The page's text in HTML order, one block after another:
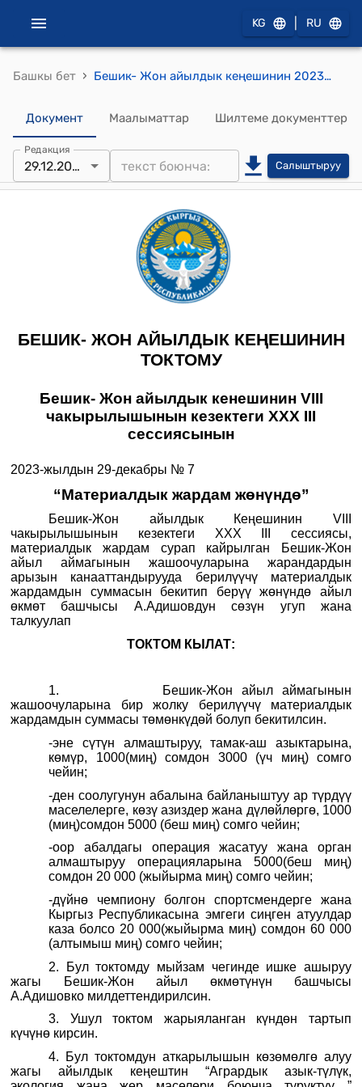
KG RU
Башкы бет › Бешик- Жон айылдык кеңешинин 2023-жылдын 29-декабрындагы № 7 “Материалдык жардам жөнүндө” токтому
Документ Маалыматтар Шилтеме документтер
Редакция
29.12.2023 Салыштыруу